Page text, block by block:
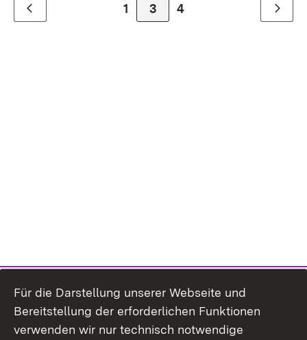
Zur Seite
1 Zur Seite
3 Zur Seite
4 Weiter
Für die Darstellung unserer Webseite und
Bereitstellung der erforderlichen Funktionen
verwenden wir nur technisch notwendige